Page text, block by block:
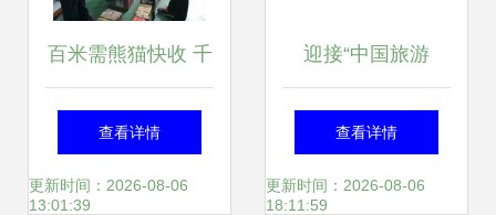
百米需熊猫快收 千
元启动，物流创业
新机遇——盐城推
查看详情
更新时间：2026-08-06
13:01:39
迎接“中国旅游
日”！跟着小编一起
打卡美好射阳！
查看详情
更新时间：2026-08-06
18:11:59